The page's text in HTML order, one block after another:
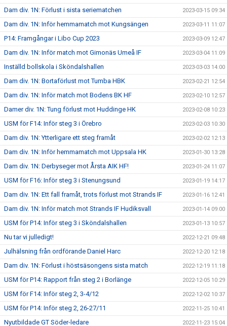
Dam div. 1N: Förlust i sista seriematchen 2023-03-15 09:34
Dam div. 1N: Inför hemmamatch mot Kungsängen 2023-03-11 11:07
P14: Framgångar i Libo Cup 2023 2023-03-09 12:47
Dam div. 1N: Inför match mot Gimonäs Umeå IF 2023-03-04 11:09
Inställd bollskola i Sköndalshallen 2023-03-03 14:00
Dam div. 1N: Bortaförlust mot Tumba HBK 2023-02-21 12:54
Dam div. 1N: Inför match mot Bodens BK HF 2023-02-10 12:57
Damer div. 1N: Tung förlust mot Huddinge HK 2023-02-08 10:23
USM för F14: Inför steg 3 i Örebro 2023-02-03 10:30
Dam div. 1N: Ytterligare ett steg framåt 2023-02-02 12:13
Dam div. 1N: Inför hemmamatch mot Uppsala HK 2023-01-30 13:28
Dam div. 1N: Derbyseger mot Årsta AIK HF! 2023-01-24 11:07
USM för F16: Inför steg 3 i Stenungsund 2023-01-19 14:17
Dam div. 1N: Ett fall framåt, trots förlust mot Strands IF 2023-01-16 12:41
Dam div. 1N: Inför match mot Strands IF Hudiksvall 2023-01-14 09:00
USM för P14: Inför steg 3 i Sköndalshallen 2023-01-13 10:57
Nu tar vi julledigt! 2022-12-21 09:48
Julhälsning från ordförande Daniel Harc 2022-12-20 12:18
Dam div. 1N: Förlust i höstsäsongens sista match 2022-12-19 11:18
USM för P14: Rapport från steg 2 i Borlänge 2022-12-05 10:29
USM för F14: Inför steg 2, 3-4/12 2022-12-02 10:37
USM för P14: Inför steg 2, 26-27/11 2022-11-25 10:41
Nyutbildade GT Söder-ledare 2022-11-23 15:04